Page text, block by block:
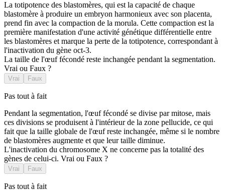
La totipotence des blastomères, qui est la capacité de chaque
blastomère à produire un embryon harmonieux avec son placenta,
prend fin avec la compaction de la morula. Cette compaction est la
première manifestation d'une activité génétique différentielle entre
les blastomères et marque la perte de la totipotence, correspondant à
l'inactivation du gène oct-3.
La taille de l'œuf fécondé reste inchangée pendant la segmentation.
Vrai ou Faux ?
Vrai Faux
Pas tout à fait
Pendant la segmentation, l'œuf fécondé se divise par mitose, mais
ces divisions se produisent à l'intérieur de la zone pellucide, ce qui
fait que la taille globale de l'œuf reste inchangée, même si le nombre
de blastomères augmente et que leur taille diminue.
L'inactivation du chromosome X ne concerne pas la totalité des
gènes de celui-ci. Vrai ou Faux ?
Vrai Faux
Pas tout à fait